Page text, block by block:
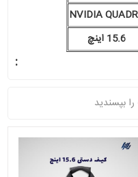
NVIDIA
15.6 اینچ
:
بپسندید